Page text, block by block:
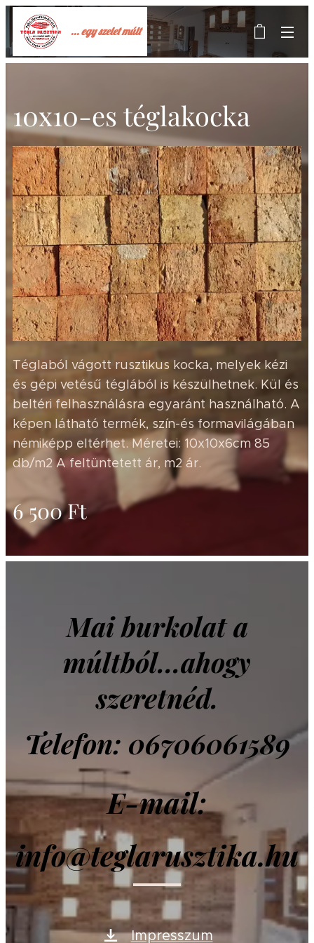
... egy szelet múlt
10x10-es téglakocka
Téglaból vágott rusztikus kocka, melyek kézi
és gépi vetésű téglából is készülhetnek. Kül és
beltéri felhasználásra egyaránt használható. A
képen látható termék, szín-és formavilágában
némiképp eltérhet. Méretei: 10x10x6cm 85
db/m2 A feltüntetett ár, m2 ár.
6 500Ft
Mai burkolat a
múltból...ahogy
szeretnéd.
Telefon: 06706061589
E-mail:
info@teglarusztika.hu
Impresszum